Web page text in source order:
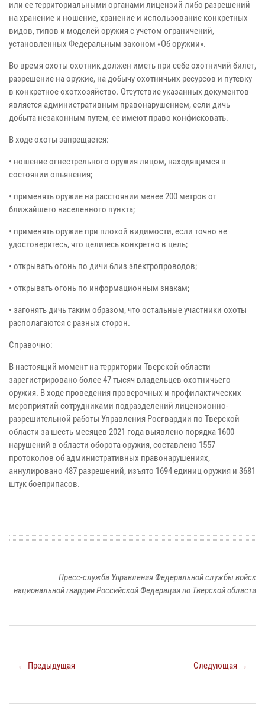
или ее территориальными органами лицензий либо разрешений
на хранение и ношение, хранение и использование конкретных
видов, типов и моделей оружия с учетом ограничений,
установленных Федеральным законом «Об оружии».
Во время охоты охотник должен иметь при себе охотничий билет,
разрешение на оружие, на добычу охотничьих ресурсов и путевку
в конкретное охотхозяйство. Отсутствие указанных документов
является административным правонарушением, если дичь
добыта незаконным путем, ее имеют право конфисковать.
В ходе охоты запрещается:
• ношение огнестрельного оружия лицом, находящимся в
состоянии опьянения;
• применять оружие на расстоянии менее 200 метров от
ближайшего населенного пункта;
• применять оружие при плохой видимости, если точно не
удостоверитесь, что целитесь конкретно в цель;
• открывать огонь по дичи близ электропроводов;
• открывать огонь по информационным знакам;
• загонять дичь таким образом, что остальные участники охоты
располагаются с разных сторон.
Справочно:
В настоящий момент на территории Тверской области
зарегистрировано более 47 тысяч владельцев охотничьего
оружия. В ходе проведения проверочных и профилактических
мероприятий сотрудниками подразделений лицензионно-
разрешительной работы Управления Росгвардии по Тверской
области за шесть месяцев 2021 года выявлено порядка 1600
нарушений в области оборота оружия, составлено 1557
протоколов об административных правонарушениях,
аннулировано 487 разрешений, изъято 1694 единиц оружия и 3681
штук боеприпасов.
Пресс-служба Управления Федеральной службы войск
национальной гвардии Российской Федерации по Тверской области
← Предыдущая Следующая →